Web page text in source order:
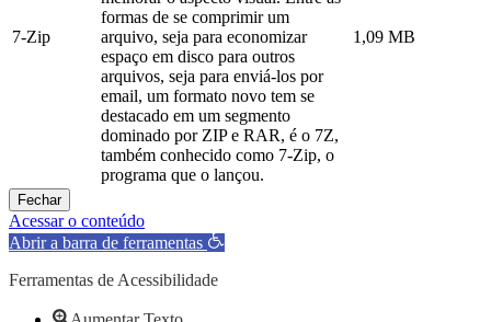
7-Zip
formas de se comprimir um
arquivo, seja para economizar
espaço em disco para outros
arquivos, seja para enviá-los por
email, um formato novo tem se
destacado em um segmento
dominado por ZIP e RAR, é o 7Z,
também conhecido como 7-Zip, o
programa que o lançou.
1,09 MB
Fechar
Acessar o conteúdo
Abrir a barra de ferramentas
Ferramentas de Acessibilidade